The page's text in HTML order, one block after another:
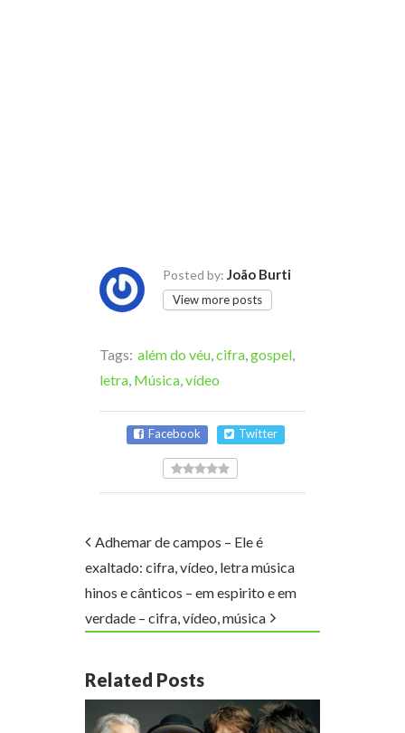
Posted by: João Burti
View more posts
Tags: além do véu cifra gospel
letra Música vídeo
Facebook Twitter
Adhemar de campos – Ele é
exaltado: cifra, vídeo, letra música
hinos e cânticos – em espirito e em
verdade – cifra, vídeo, música
Related Posts